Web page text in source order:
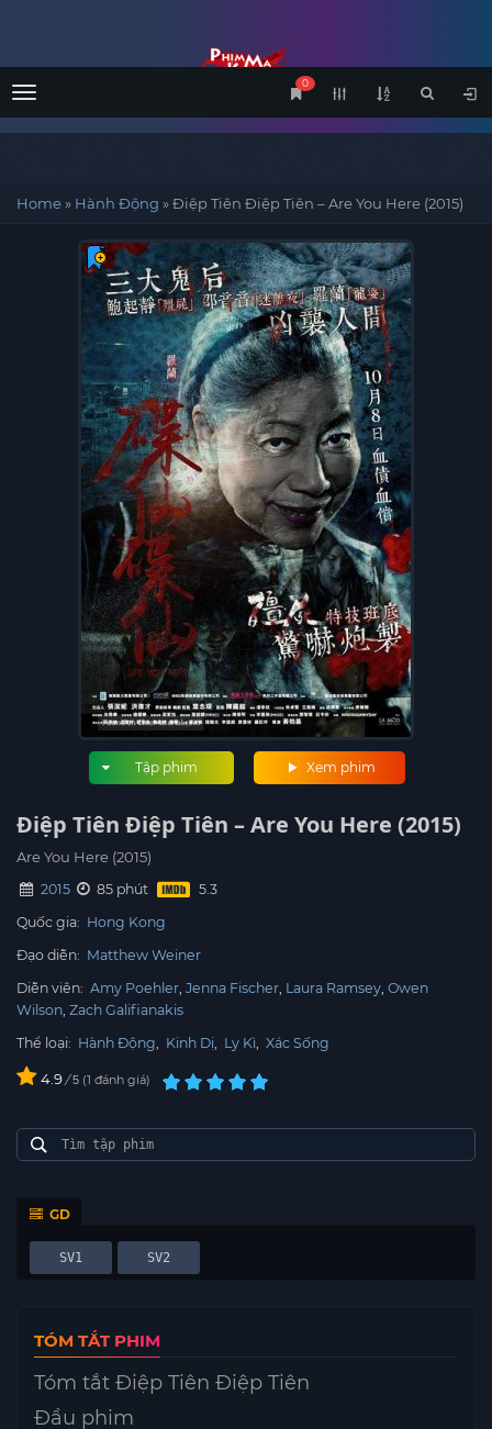
Menu
0
Home» Hành Động »Điệp Tiên Điệp Tiên – Are You Here (2015)
Xem phim
Tập phim
Điệp Tiên Điệp Tiên – Are You Here (2015)
Are You Here (2015)
2015
85 phút
Quốc gia: Hong Kong
Đạo diễn: Matthew Weiner
Diễn viên: Amy Poehler Jenna Fischer Laura Ramsey Owen
Wilson Zach Galifianakis
Thể loại: Hành Động, Kinh Dị, Ly Kì, Xác Sống
4.9/ 5 1 đánh giá
GD
SV1 SV2
TÓM TẮT PHIM
Tóm tắt Điệp Tiên Điệp Tiên
Đầu phim